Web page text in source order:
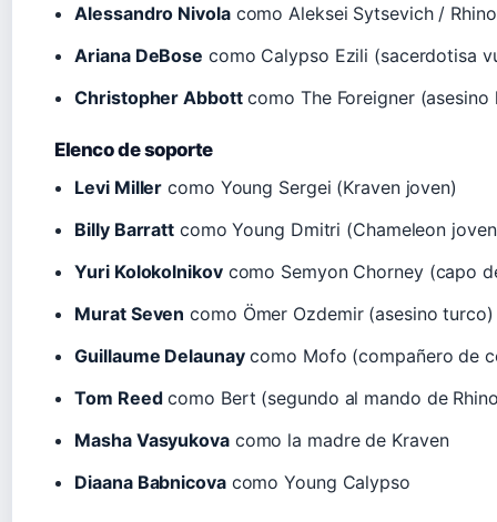
Alessandro Nivolacomo Aleksei Sytsevich /
Ariana DeBose como Calypso Ezili (sacerdotisa
Christopher Abbottcomo The Foreigner (asesino
Elenco de soporte
Levi Miller como Young Sergei (Kraven joven)
Billy Barratt como Young Dmitri (Chameleon
Yuri Kolokolnikovcomo Semyon Chorney (capo
Murat Seven como Ömer Ozdemir (asesino turco)
Guillaume Delaunaycomo Mofo (compañero de
Tom Reedcomo Bert (segundo al mando de
Masha Vasyukovacomo la madre de Kraven
Diaana Babnicovacomo Young Calypso